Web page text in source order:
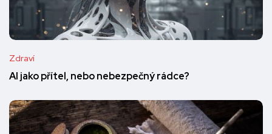
Zdraví
AI jako přítel, nebo nebezpečný rádce?